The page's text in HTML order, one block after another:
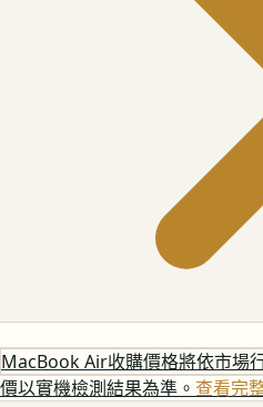
MacBook Air收購價格將依市場
價以實機檢測結果為準。 查看完